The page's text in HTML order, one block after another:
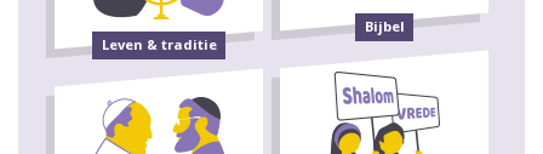
Leven & traditie
Bijbel